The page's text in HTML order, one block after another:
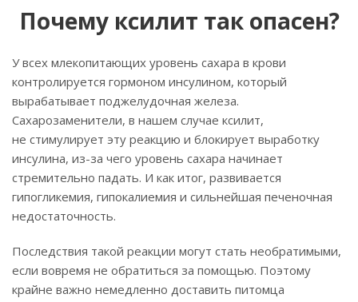
Почему ксилит так опасен?
У всех млекопитающих уровень сахара в крови
контролируется гормоном инсулином, который
вырабатывает поджелудочная железа.
Сахарозаменители, в нашем случае ксилит,
не стимулирует эту реакцию и блокирует выработку
инсулина, из-за чего уровень сахара начинает
стремительно падать. И как итог, развивается
гипогликемия, гипокалиемия и сильнейшая печеночная
недостаточность.
Последствия такой реакции могут стать необратимыми,
если вовремя не обратиться за помощью. Поэтому
крайне важно немедленно доставить питомца